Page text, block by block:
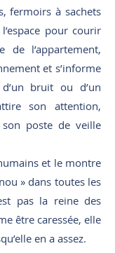
fermoirs à sachets
pour courir
de l’appartement,
et s’informe
bruit ou d’un
son attention,
poste de veille
et le montre
» dans toutes les
pas la reine des
être caressée, elle
en a assez.